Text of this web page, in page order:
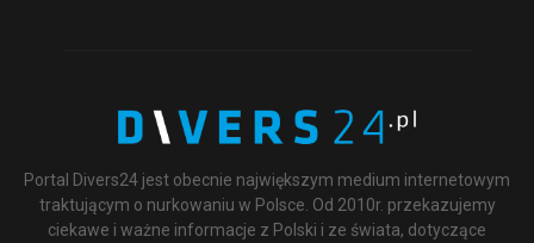
Portal Divers24 jest obecnie największym medium internetowym
traktującym o nurkowaniu w Polsce. Od 2010r. przekazujemy
ciekawe i ważne informacje z Polski i ze świata, dotyczące